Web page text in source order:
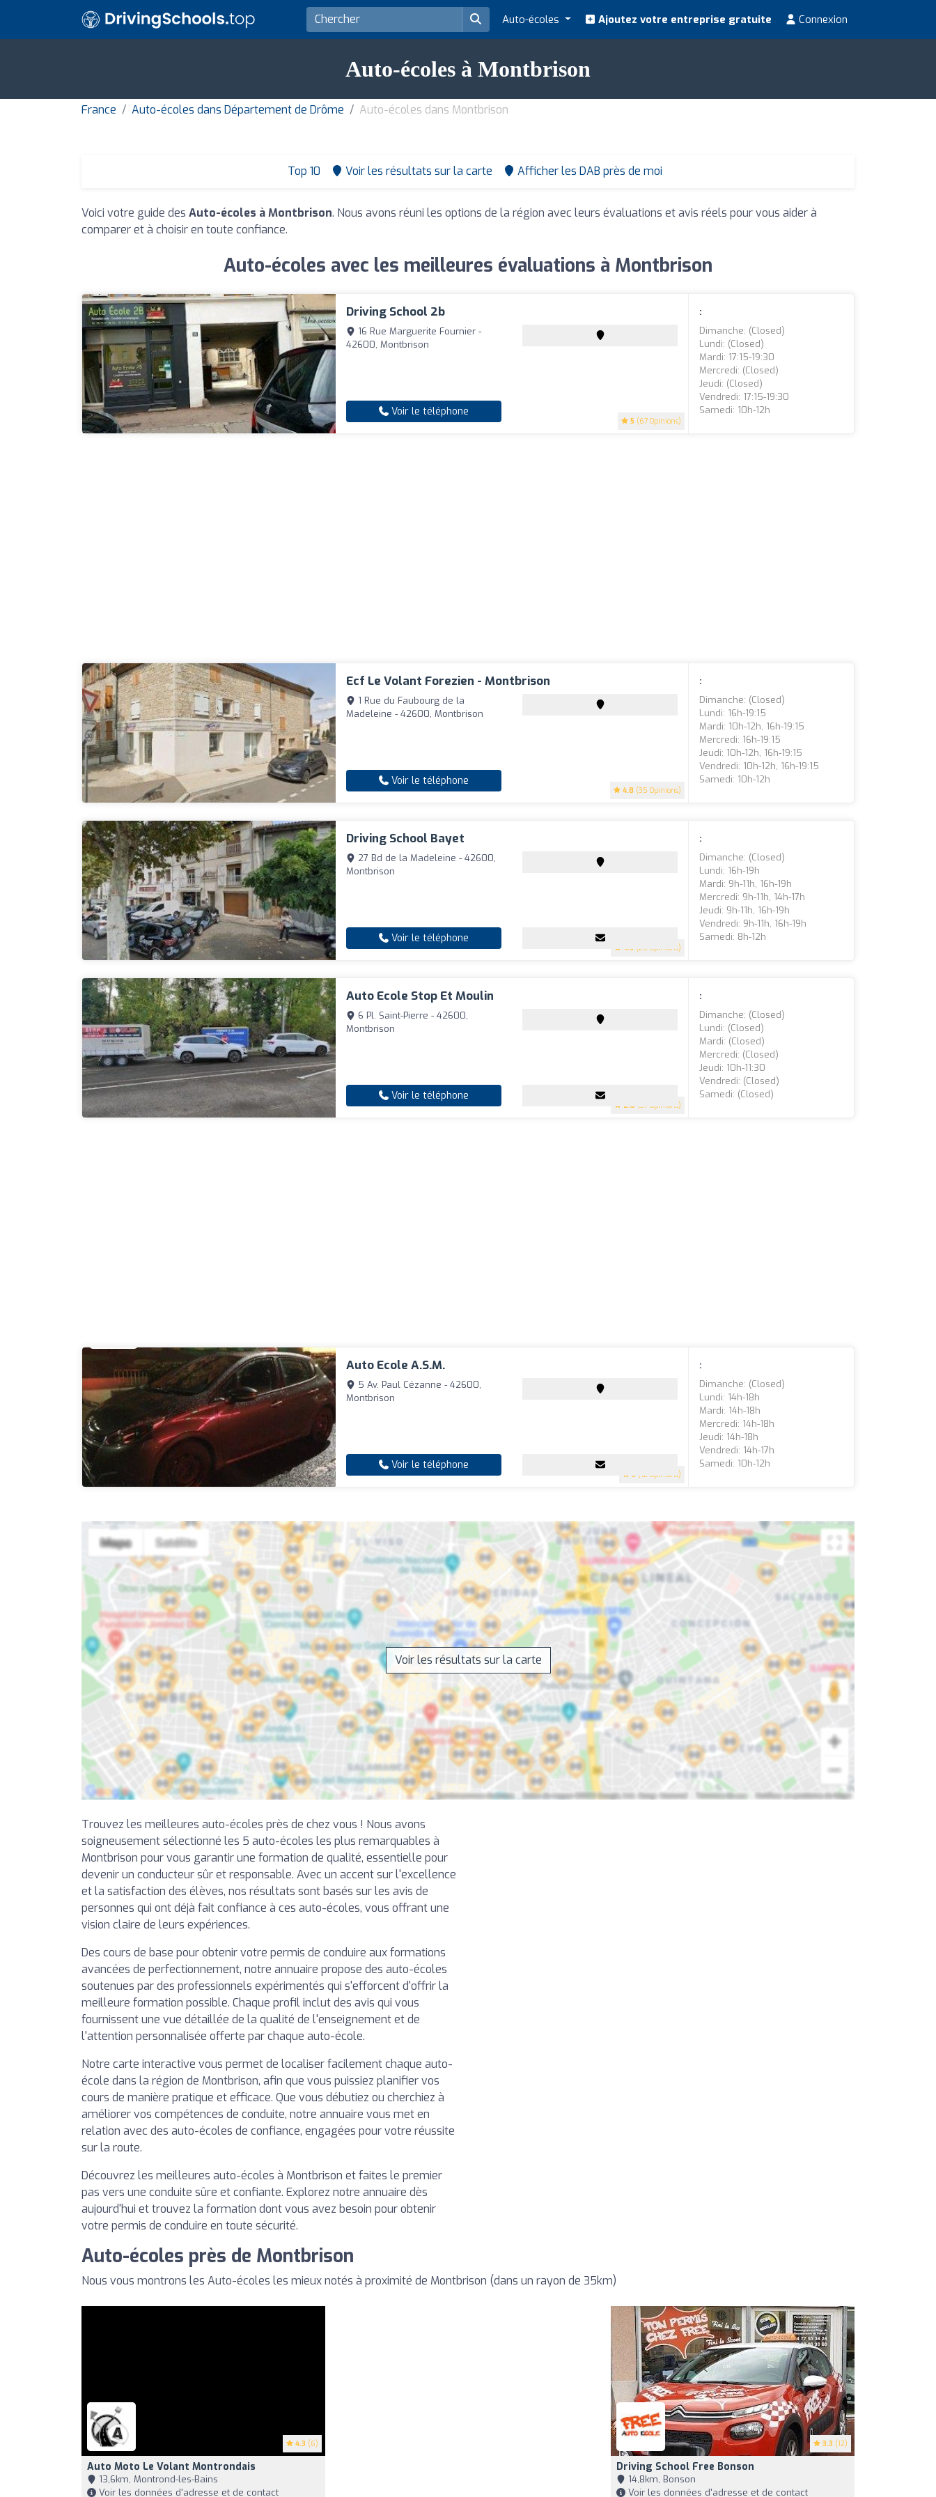
Auto-écoles Ajoutez votre entreprise gratuite Connexion
Auto-écoles à Montbrison
France Auto-écoles dans Département de Drôme Auto-écoles dans Montbrison
Top 10 Voir les résultats sur la carte Afficher les DAB près de moi
Voici votre guide des Auto-écoles à Montbrison. Nous avons réuni les options de la région avec leurs évaluations et avis réels pour vous aider à
comparer et à choisir en toute confiance.
Auto-écoles avec les meilleures évaluations à Montbrison
Driving School 2b
5 (67 Opinions)
16 Rue Marguerite Fournier -
42600, Montbrison
Voir le téléphone
:
Dimanche: (closed)
Lundi: (closed)
Mardi: 17:15-19:30
Mercredi: (closed)
Jeudi: (closed)
Vendredi: 17:15-19:30
Samedi: 10h-12h
Ecf Le Volant Forezien - Montbrison
4.8 (35 Opinions)
1 Rue du Faubourg de la
Madeleine - 42600, Montbrison
Voir le téléphone
:
Dimanche: (closed)
Lundi: 16h-19:15
Mardi: 10h-12h, 16h-19:15
Mercredi: 16h-19:15
Jeudi: 10h-12h, 16h-19:15
Vendredi: 10h-12h, 16h-19:15
Samedi: 10h-12h
Driving School Bayet
4.5 (28 Opinions)
27 Bd de la Madeleine - 42600,
Montbrison
Voir le téléphone
:
Dimanche: (closed)
Lundi: 16h-19h
Mardi: 9h-11h, 16h-19h
Mercredi: 9h-11h, 14h-17h
Jeudi: 9h-11h, 16h-19h
Vendredi: 9h-11h, 16h-19h
Samedi: 8h-12h
Auto Ecole Stop Et Moulin
2.8 (37 Opinions)
6 Pl. Saint-Pierre - 42600,
Montbrison
Voir le téléphone
:
Dimanche: (closed)
Lundi: (closed)
Mardi: (closed)
Mercredi: (closed)
Jeudi: 10h-11:30
Vendredi: (closed)
Samedi: (closed)
Auto Ecole A.S.M.
5 (12 Opinions)
5 Av. Paul Cézanne - 42600,
Montbrison
Voir le téléphone
:
Dimanche: (closed)
Lundi: 14h-18h
Mardi: 14h-18h
Mercredi: 14h-18h
Jeudi: 14h-18h
Vendredi: 14h-17h
Samedi: 10h-12h
Voir les résultats sur la carte
Trouvez les meilleures auto-écoles près de chez vous ! Nous avons
soigneusement sélectionné les 5 auto-écoles les plus remarquables à
Montbrison pour vous garantir une formation de qualité, essentielle pour
devenir un conducteur sûr et responsable. Avec un accent sur l'excellence
et la satisfaction des élèves, nos résultats sont basés sur les avis de
personnes qui ont déjà fait confiance à ces auto-écoles, vous offrant une
vision claire de leurs expériences.
Des cours de base pour obtenir votre permis de conduire aux formations
avancées de perfectionnement, notre annuaire propose des auto-écoles
soutenues par des professionnels expérimentés qui s'efforcent d'offrir la
meilleure formation possible. Chaque profil inclut des avis qui vous
fournissent une vue détaillée de la qualité de l'enseignement et de
l'attention personnalisée offerte par chaque auto-école.
Notre carte interactive vous permet de localiser facilement chaque auto-
école dans la région de Montbrison, afin que vous puissiez planifier vos
cours de manière pratique et efficace. Que vous débutiez ou cherchiez à
améliorer vos compétences de conduite, notre annuaire vous met en
relation avec des auto-écoles de confiance, engagées pour votre réussite
sur la route.
Découvrez les meilleures auto-écoles à Montbrison et faites le premier
pas vers une conduite sûre et confiante. Explorez notre annuaire dès
aujourd'hui et trouvez la formation dont vous avez besoin pour obtenir
votre permis de conduire en toute sécurité.
Auto-écoles près de Montbrison
Nous vous montrons les Auto-écoles les mieux notés à proximité de Montbrison (dans un rayon de 35km)
4.3 (6)
Auto Moto Le Volant Montrondais
13,6km, Montrond-les-Bains
Voir les données d'adresse et de contact
3.3 (12)
Driving School Free Bonson
14,8km, Bonson
Voir les données d'adresse et de contact